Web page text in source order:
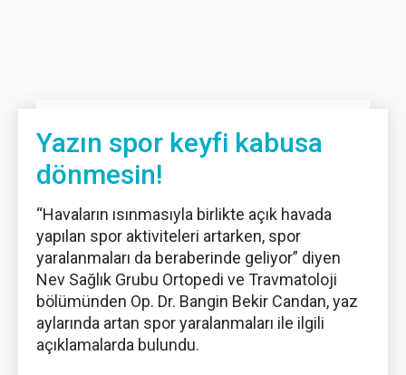
Yazın spor keyfi kabusa
dönmesin!
“Havaların ısınmasıyla birlikte açık havada
yapılan spor aktiviteleri artarken, spor
yaralanmaları da beraberinde geliyor” diyen
Nev Sağlık Grubu Ortopedi ve Travmatoloji
bölümünden Op. Dr. Bangin Bekir Candan, yaz
aylarında artan spor yaralanmaları ile ilgili
açıklamalarda bulundu.